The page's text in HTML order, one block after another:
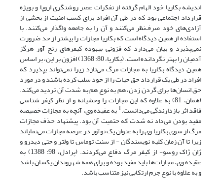
اندیشه بکاریا خود الهام گرفته از تفکرات عصر روشنگری اروپا و بویژه
قرارداد اجتماعی بود که در طی آن افراد برای کسب امنیت از بخشی از
آزادی‌های خود صرف‌نظر می‌کنند و آن را به جامعه واگذار می‌کنند. با
استفاده از همین دیدگاه است که بکاریا مجازات را بیشتر از حد ضرورت
نمی‌پذیرد و بیان می‌دارد که فزونی بیهوده کیفرهای رنج آور هرگز
آدمیان را بهتر نگردانده است. (بکاریا، 80: 1368) افزون بر این، بر اساس
همین دیدگاه بکاریا به مجازات مرگ می‌تازد زیرا نمی‌تواند بپذیرد که
افراد در طی یک قرارداد حق حیات را از خود سلب کرده باشند و در مورد
حق انسان‌ها برای گردن زدن، هم به نوع هم به شدت آن تردید می‌کند.
(همان، 81) به علاوه که این مجازات را وحشیانه و از نظر کیفر شناسی
فاقد اثر بازدارندگی می‌دانست.1 به عقیده وی، آنچه به مجازات خصیصه
مفید بودن می‌داد نه شدت که حتمیت آن بود. پیشنهاد حذف مجازات
مرگ از سوی بکاریا وی را به عنوان یک نوآور در عرصه مجازات می‌نمایاند
زیرا تا آن زمان کلیه نویسندگان - از سنت توماس تا ولتر و حتی دیدرو و
ژان ژاک روسو- از کیفر مرگ دفاع می‌کردند. (پرادل، 98: 1388) به
عقیده وی، مجازات‌ها باید مفید بوده و برای همه شهروندان یکسان باشد
و به علاوه با نوع جرم ارتکابی نیز متناسب باشد.